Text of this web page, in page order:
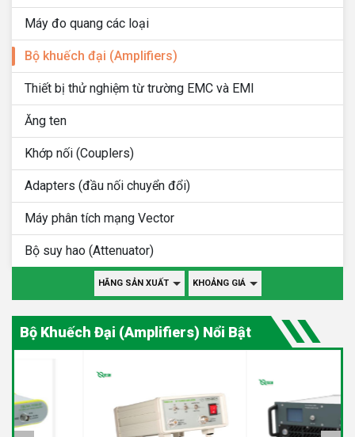
Bộ Khuếch Đại (Amplifiers) Nổi Bật
Máy đo quang các loại
Bộ khuếch đại (Amplifiers)
Thiết bị thử nghiệm từ trường EMC và EMI
Ăng ten
Khớp nối (Couplers)
Adapters (đầu nối chuyển đổi)
Máy phân tích mạng Vector
Bộ suy hao (Attenuator)
HÃNG SẢN XUẤT KHOẢNG GIÁ